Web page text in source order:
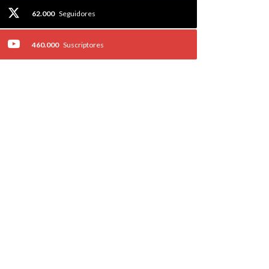
62.000 Seguidores
460.000 Suscriptores